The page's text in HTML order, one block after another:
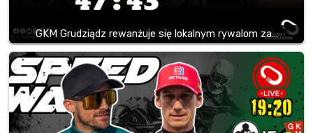
GKM Grudziądz rewanżuje się lokalnym rywalom za…